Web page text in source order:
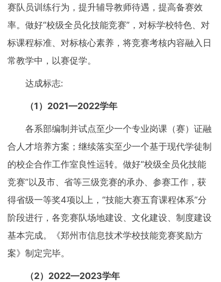
赛队员训练行为，提升辅导教师待遇，提高备赛效
率。做好“校级全员化技能竞赛”，对标学校特色、对
标课程标准、对标核心素养，将竞赛考核内容融入日
常教学中，以赛促学。
达成标志:
（1）2021—2022学年
各系部编制并试点至少一个专业岗课（赛）证融
合人才培养方案；继续落实至少一个基于现代学徒制
的校企合作工作室良性运转。做好“校级全员化技能
竞赛”以及市、省等三级竞赛的承办、参赛工作，获
得省级一等奖4项以上，“技能大赛五育课程体系”分
阶段进行，各竞赛队场地建设、文化建设、制度建设
基本完成。《郑州市信息技术学校技能竞赛奖励方
案》制定完毕。
（2）2022—2023学年